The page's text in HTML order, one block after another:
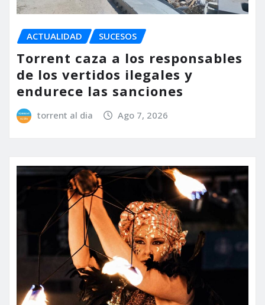
ACTUALIDAD SUCESOS
Torrent caza a los responsables
de los vertidos ilegales y
endurece las sanciones
torrent al dia Ago 7, 2026